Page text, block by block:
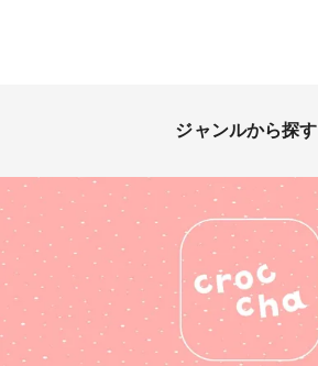
ジャンルから探す